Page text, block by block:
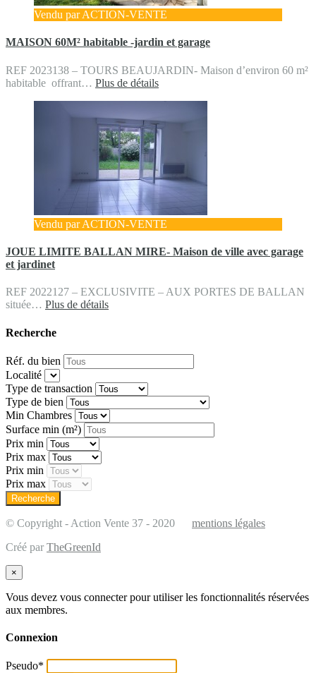
Vendu par ACTION-VENTE
MAISON 60M² habitable -jardin et garage
REF 2023138 – TOURS BEAUJARDIN- Maison d’environ 60 m²
habitable offrant… Plus de détails
Vendu par ACTION-VENTE
JOUE LIMITE BALLAN MIRE- Maison de ville avec garage
et jardinet
REF 2022127 – EXCLUSIVITE – AUX PORTES DE BALLAN
située… Plus de détails
Recherche
Réf. du bien
Localité
Type de transaction
Type de bien
Min Chambres
Surface min (m²)
Prix min
Prix max
Prix min
Prix max
© Copyright - Action Vente 37 - 2020 mentions légales
Créé par TheGreenId
×
Vous devez vous connecter pour utiliser les fonctionnalités réservées
aux membres.
Connexion
Pseudo*